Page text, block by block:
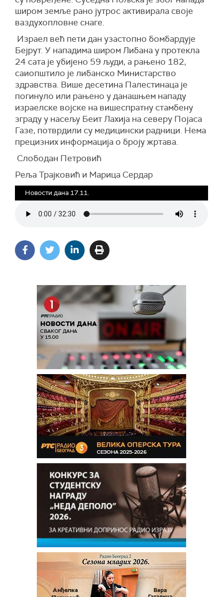
широм земље рано јутрос активирала своје
ваздухопловне снаге.
Израел већ пети дан узастопно бомбардује
Бејрут. У нападима широм Либана у протекла
24 сата је убијено 59 људи, а рањено 182,
саиопштило је либанско Министарство
здравства. Више десетина Палестинаца је
погинуло или рањено у данашњем нападу
израелске војске на вишеспратну стамбену
зграду у насељу Беит Лахија на северу Појаса
Газе, потврдили су медицински радници. Нема
прецизних информација о броју жртава.
Слободан Петровић
Реља Трајковић и Марица Сердар
Новости дана 17.11.